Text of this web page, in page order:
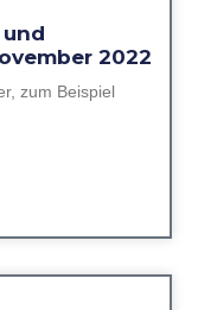
2022
zum Beispiel